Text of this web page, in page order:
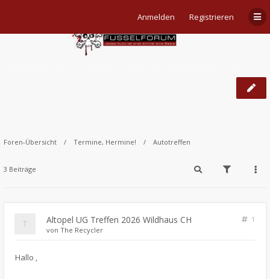
Anmelden Registrieren
Foren-Übersicht Termine, Hermine! Autotreffen
3 Beiträge
Altopel UG Treffen 2026 Wildhaus CH
1
von The Recycler
​Hallo ,